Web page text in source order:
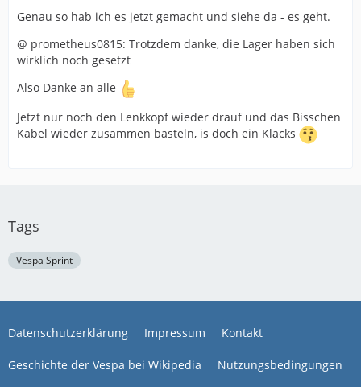
Genau so hab ich es jetzt gemacht und siehe da - es geht.
@ prometheus0815: Trotzdem danke, die Lager haben sich
wirklich noch gesetzt
Also Danke an alle
Jetzt nur noch den Lenkkopf wieder drauf und das Bisschen
Kabel wieder zusammen basteln, is doch ein Klacks
Tags
Vespa Sprint
Datenschutzerklärung Impressum Kontakt
Geschichte der Vespa bei Wikipedia Nutzungsbedingungen